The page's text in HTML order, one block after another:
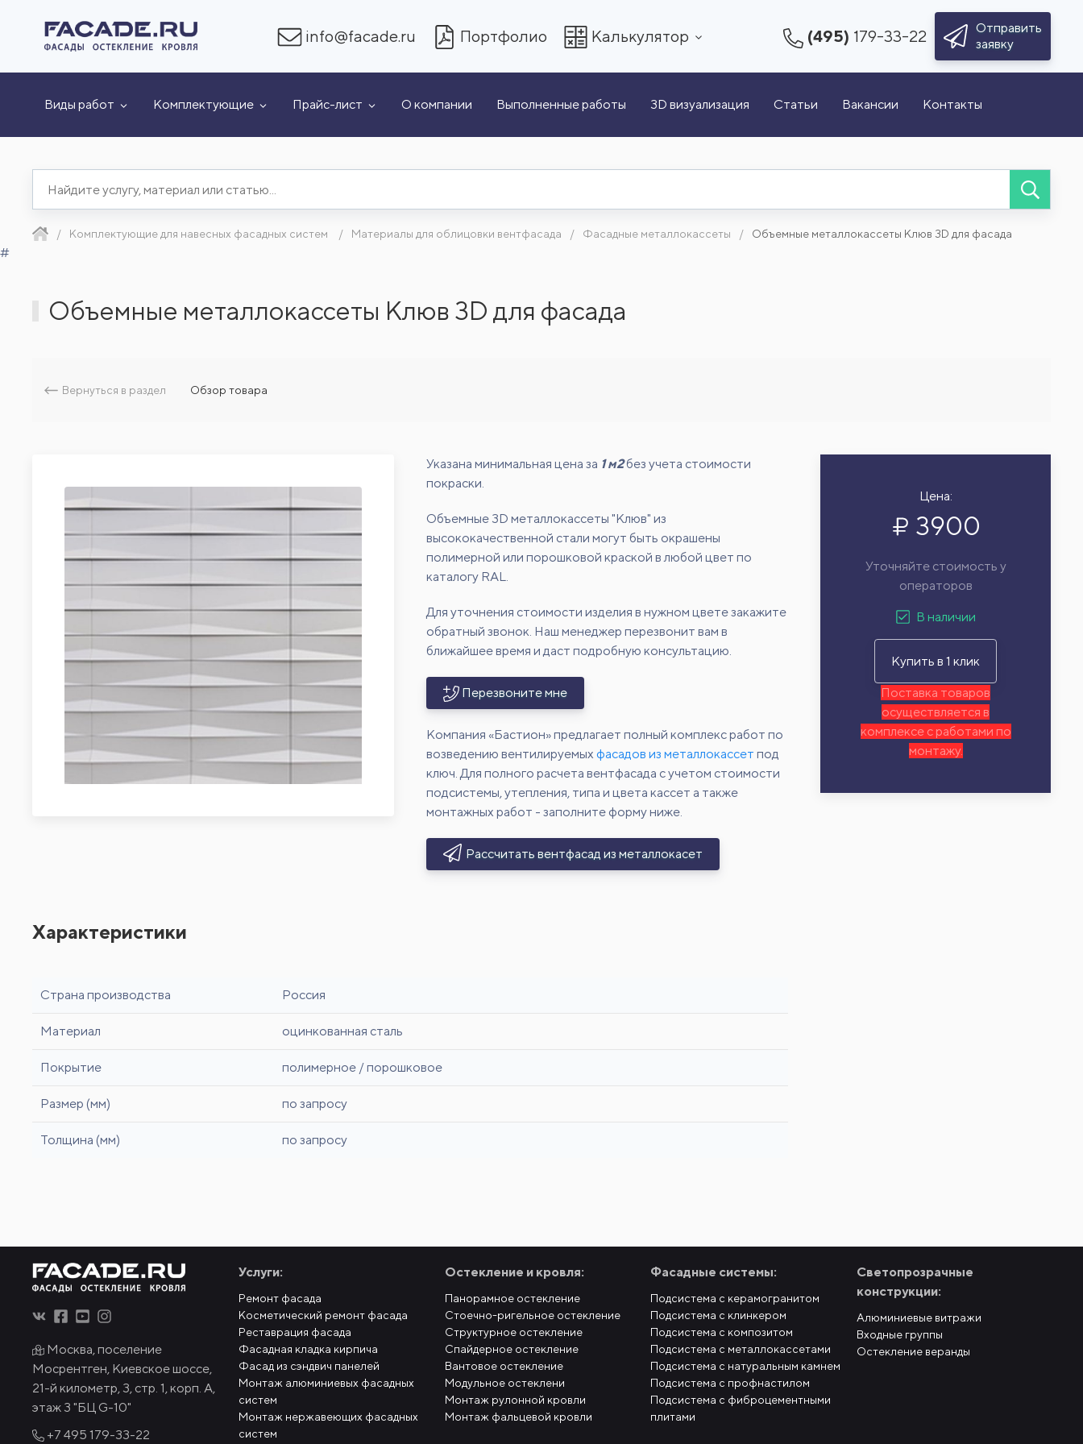
info@facade.ru Портфолио Калькулятор (495) 179-33-22
Отправить
заявку
Виды работ Комплектующие Прайс-лист О компании Выполненные работы 3D визуализация Статьи Вакансии Контакты
Комплектующие для навесных фасадных систем Материалы для облицовки вентфасада Фасадные металлокассеты Объемные металлокассеты Клюв 3D для фасада
#
Объемные металлокассеты Клюв 3D для фасада
Вернуться в раздел Обзор товара
Указана минимальная цена за 1 м2без учета стоимости
покраски.
Объемные 3D металлокассеты "Клюв" из
высококачественной стали могут быть окрашены
полимерной или порошковой краской в любой цвет по
каталогу RAL.
Для уточнения стоимости изделия в нужном цвете закажите
обратный звонок. Наш менеджер перезвонит вам в
ближайшее время и даст подробную консультацию.
Перезвоните мне
Компания «Бастион» предлагает полный комплекс работ по
возведению вентилируемых фасадов из металлокассет под
ключ. Для полного расчета вентфасада с учетом стоимости
подсистемы, утепления, типа и цвета кассет а также
монтажных работ - заполните форму ниже.
Рассчитать вентфасад из металлокасет
Характеристики
Страна производства Россия
Материал оцинкованная сталь
Покрытие полимерное / порошковое
Размер (мм) по запросу
Толщина (мм) по запросу
Цена:
3900
Уточняйте стоимость у
операторов
В наличии
Купить в 1 клик
Поставка товаров
осуществляется в
комплексе с работами по
монтажу.
Москва, поселение
Мосрентген, Киевское шоссе,
21-й километр, 3, стр. 1, корп. А,
этаж 3 "БЦ G-10"
+7 495 179-33-22
Услуги:
Ремонт фасада
Косметический ремонт фасада
Реставрация фасада
Фасадная кладка кирпича
Фасад из сэндвич панелей
Монтаж алюминиевых фасадных
систем
Монтаж нержавеющих фасадных
систем
Остекление и кровля:
Панорамное остекление
Стоечно-ригельное остекление
Структурное остекление
Спайдерное остекление
Вантовое остекление
Модульное остеклени
Монтаж рулонной кровли
Монтаж фальцевой кровли
Фасадные системы:
Подсистема с керамогранитом
Подсистема с клинкером
Подсистема с композитом
Подсистема с металлокассетами
Подсистема с натуральным камнем
Подсистема с профнастилом
Подсистема с фиброцементными
плитами
Светопрозрачные
конструкции:
Алюминиевые витражи
Входные группы
Остекление веранды